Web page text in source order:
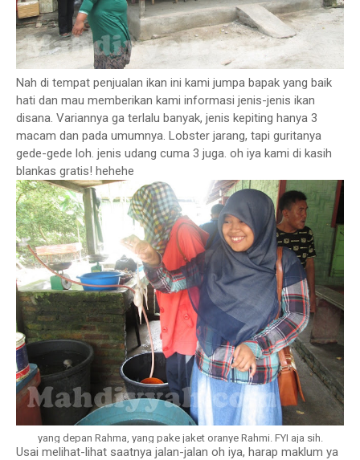
Nah di tempat penjualan ikan ini kami jumpa bapak yang baik
hati dan mau memberikan kami informasi jenis-jenis ikan
disana. Variannya ga terlalu banyak, jenis kepiting hanya 3
macam dan pada umumnya. Lobster jarang, tapi guritanya
gede-gede loh. jenis udang cuma 3 juga. oh iya kami di kasih
blankas gratis! hehehe
yang depan Rahma, yang pake jaket oranye Rahmi. FYI aja sih.
Usai melihat-lihat saatnya jalan-jalan oh iya, harap maklum ya